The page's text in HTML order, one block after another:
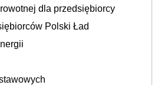
dla przedsiębiorcy
Polski Ład